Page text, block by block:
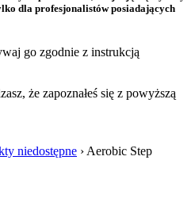
dla profesjonalistów posiadających
go zgodnie z instrukcją
że zapoznałeś się z powyższą
niedostępne › Aerobic Step